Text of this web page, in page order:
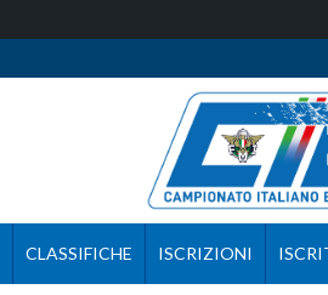
CLASSIFICHE ISCRIZIONI